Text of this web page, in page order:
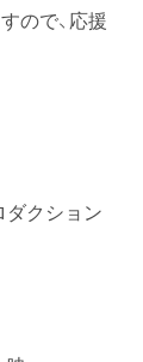
ので、応援
クション